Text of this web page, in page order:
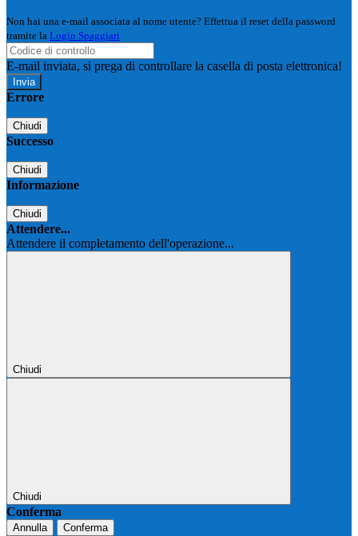
Non hai una e-mail associata al nome utente? Effettua il reset della password
tramite la Login Spaggiari
E-mail inviata, si prega di controllare la casella di posta elettronica!
Errore
Chiudi
Successo
Chiudi
Informazione
Chiudi
Attendere...
Attendere il completamento dell'operazione...
Chiudi
Chiudi
Conferma
Annulla Conferma